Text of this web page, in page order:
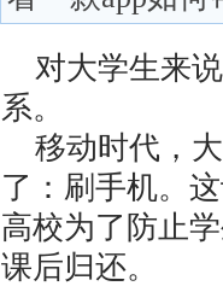
对大学生来
系。
移动时代，
了：刷手机。
高校为了防止
课后归还。